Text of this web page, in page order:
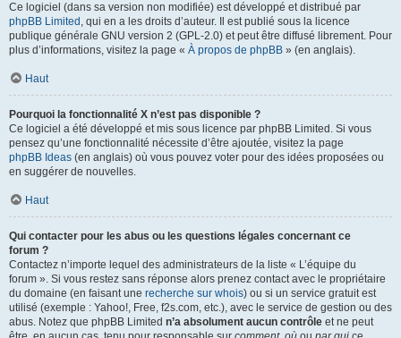
Ce logiciel (dans sa version non modifiée) est développé et distribué par
phpBB Limited , qui en a les droits d’auteur. Il est publié sous la licence
publique générale GNU version 2 (GPL-2.0) et peut être diffusé librement. Pour
plus d’informations, visitez la page « À propos de phpBB » (en anglais).
Haut
Pourquoi la fonctionnalité X n’est pas disponible ?
Ce logiciel a été développé et mis sous licence par phpBB Limited. Si vous
pensez qu’une fonctionnalité nécessite d’être ajoutée, visitez la page
phpBB Ideas (en anglais) où vous pouvez voter pour des idées proposées ou
en suggérer de nouvelles.
Haut
Qui contacter pour les abus ou les questions légales concernant ce
forum ?
Contactez n’importe lequel des administrateurs de la liste « L’équipe du
forum ». Si vous restez sans réponse alors prenez contact avec le propriétaire
du domaine (en faisant une recherche sur whois) ou si un service gratuit est
utilisé (exemple : Yahoo!, Free, f2s.com, etc.), avec le service de gestion ou des
abus. Notez que phpBB Limited n’a absolument aucun contrôle et ne peut